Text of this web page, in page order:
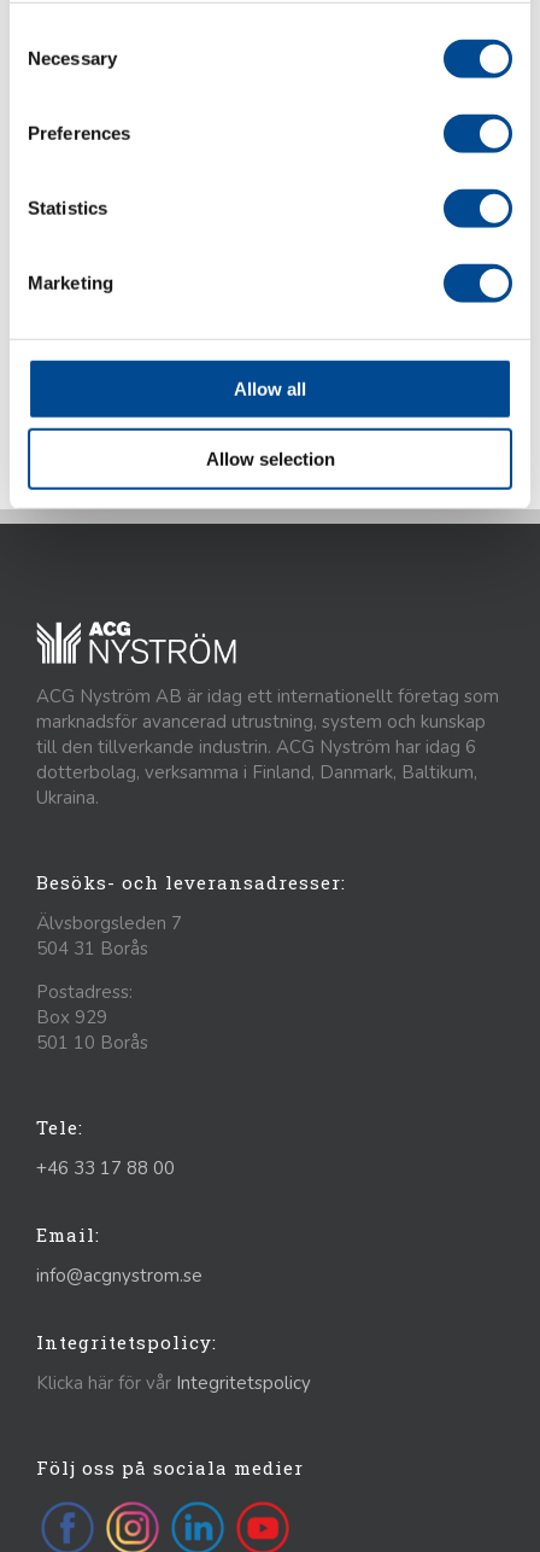
Selection
Necessary
Preferences
Statistics
Marketing
Allow all
Allow selection
Detaljer
ACG Nyström AB är idag ett internationellt företag som
marknadsför avancerad utrustning, system och kunskap
till den tillverkande industrin. ACG Nyström har idag 6
dotterbolag, verksamma i Finland, Danmark, Baltikum,
Ukraina.
Besöks- och leveransadresser:
Älvsborgsleden 7
504 31 Borås
Postadress:
Box 929
501 10 Borås
Tele:
+46 33 17 88 00
Email:
info@acgnystrom.se
Integritetspolicy:
Klicka här för vår Integritetspolicy
Följ oss på sociala medier